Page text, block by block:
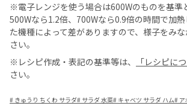
※電子レンジを使う場合は600Wのものを基準
500Wなら1.2倍、700Wなら0.9倍の時間で加
た機種によって差がありますので、様子をみ
さい。
※レシピ作成・表記の基準等は、
「レシピにつ
さい。
# きゅうり ちくわ サラダ# サラダ 水菜# キャベツ サラダ ハム# ア